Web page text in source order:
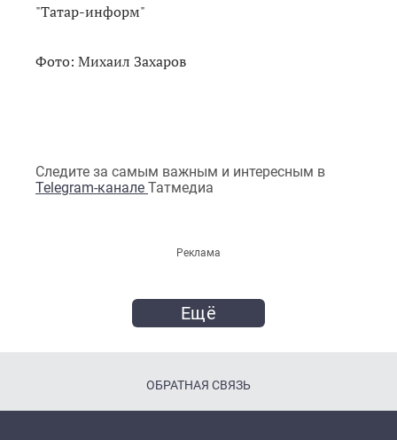
"Татар-информ"
Фото: Михаил Захаров
Следите за самым важным и интересным в
Telegram-канале Татмедиа
Реклама
Ещё
ОБРАТНАЯ СВЯЗЬ